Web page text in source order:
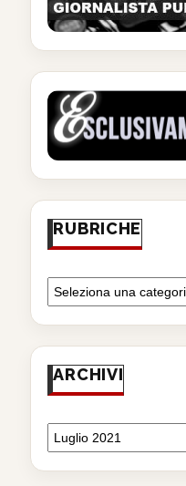
RUBRICHE
ARCHIVI